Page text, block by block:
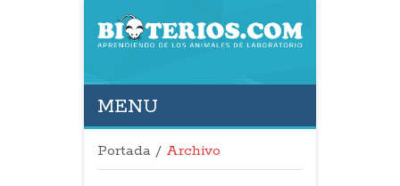
MENU
Portada / Archivo